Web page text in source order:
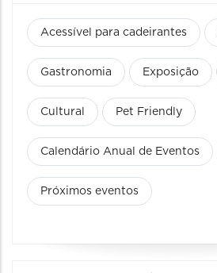
Acessível para cadeirantes
Gastronomia Exposição
Cultural Pet Friendly
Calendário Anual de Eventos
Próximos eventos